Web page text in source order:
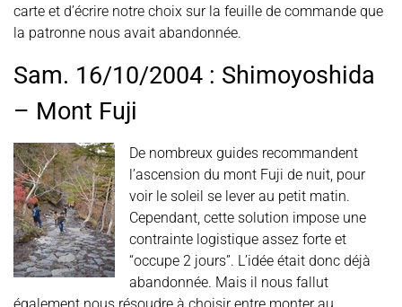
carte et d’écrire notre choix sur la feuille de commande que
la patronne nous avait abandonnée.
Sam. 16/10/2004 : Shimoyoshida
– Mont Fuji
De nombreux guides recommandent
l’ascension du mont Fuji de nuit, pour
voir le soleil se lever au petit matin.
Cependant, cette solution impose une
contrainte logistique assez forte et
“occupe 2 jours”. L’idée était donc déjà
abandonnée. Mais il nous fallut